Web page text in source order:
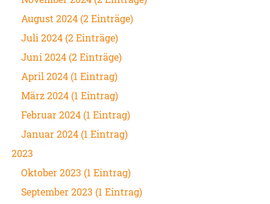
August 2024 (2 Einträge)
Juli 2024 (2 Einträge)
Juni 2024 (2 Einträge)
April 2024 (1 Eintrag)
März 2024 (1 Eintrag)
Februar 2024 (1 Eintrag)
Januar 2024 (1 Eintrag)
2023
Oktober 2023 (1 Eintrag)
September 2023 (1 Eintrag)